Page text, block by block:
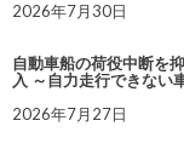
2026年7月30日
自動車船の荷役中断を
入 ～自力走行できない
2026年7月27日